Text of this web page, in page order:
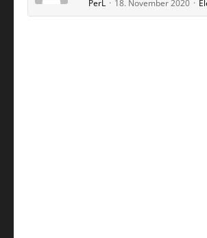
PerL 18. November 2020